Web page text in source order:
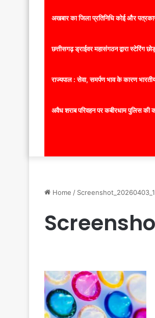
अखबार का जिला प्रतिनिधि कोई और
छत्तीसगढ़ ड्राईवर महासंगठन द्वारा स्टेरिंग
राज्यपाल : सेवा, समर्पण भाव के कारण
अवैध शराब परिवहन पर कबीरधाम पुलिस की
Home /